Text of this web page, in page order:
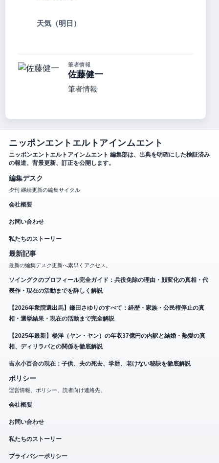
天気（明日）
筆者情報
佐藤健一
筆者情報
ニッポンエントエルトアインムエント
ニッポンエントエルトアインムエント 編集部は、出典を明確にした検証済み
の報道、背景更新、訂正を公開します。
編集デスク
夕刊 継続更新の編集サイクル
会社概要
お問い合わせ
私たちのストーリー
最新記事
最新の編集デスク更新へ素早くアクセス。
ソイングクのプロフィール完全ガイド：兵役免除の理由・顔変化の真相・代
表作・現在の活動までを詳しく解説
【2026年衆院選出馬】鎌田さゆりのすべて：経歴・家族・公民権停止の真
相・選挙結果・現在の活動まで完全解説
【2025年最新】楊洋（ヤン・ヤン）の年収37億円の内訳と結婚・熱愛の真
相、ディリラバとの関係を徹底解説
吉永小百合の現在：子供、夫の死去、学歴、老けない秘訣を徹底解説
ポリシー
運営情報、ポリシー、読者向け連絡先。
会社概要
お問い合わせ
私たちのストーリー
プライバシーポリシー